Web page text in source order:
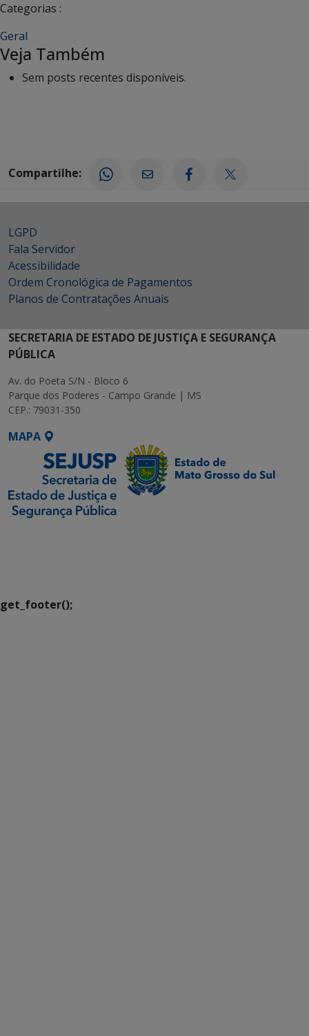
Categorias :
Geral
Veja Também
Sem posts recentes disponíveis.
Compartilhe:
LGPD
Fala Servidor
Acessibilidade
Ordem Cronológica de Pagamentos
Planos de Contratações Anuais
SECRETARIA DE ESTADO DE JUSTIÇA E SEGURANÇA
PÚBLICA
Av. do Poeta S/N - Bloco 6
Parque dos Poderes - Campo Grande | MS
CEP.: 79031-350
MAPA
get_footer();